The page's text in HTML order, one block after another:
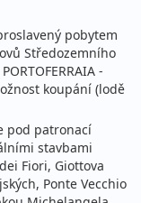
pobytem
Středozemního
-
koupání (lodě
pod patronací
stavbami
Fiori, Giottova
Ponte Vecchio